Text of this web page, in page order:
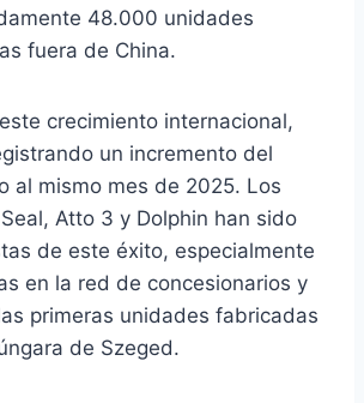
48.000 unidades
fuera de China.
crecimiento internacional,
un incremento del
al mismo mes de 2025. Los
Atto 3 y Dolphin han sido
de este éxito, especialmente
en la red de concesionarios y
primeras unidades fabricadas
de Szeged.